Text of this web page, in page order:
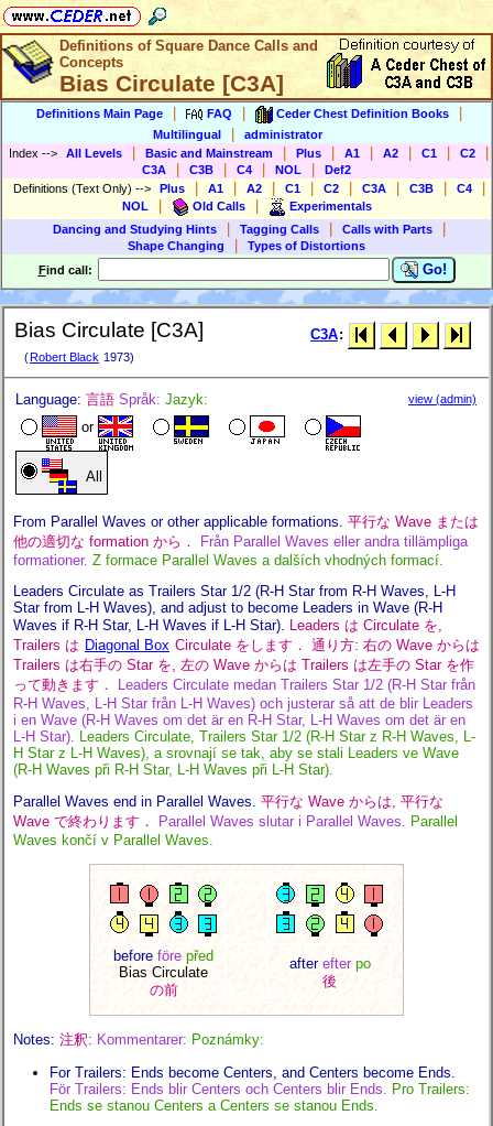
Definitions of Square Dance Calls and
Concepts
Bias Circulate [C3A]
Definitions Main Page FAQ Ceder Chest Definition Books
Multilingual
administrator
Index --> All Levels Basic and Mainstream Plus A1 A2 C1 C2
C3A C3B C4 NOL
Def2
Definitions (Text Only) --> Plus A1 A2 C1 C2 C3A C3B C4
NOL Old Calls
Experimentals
Dancing and Studying Hints
Tagging Calls Calls with Parts
Shape Changing
Types of Distortions
Find call: Go!
Bias Circulate [C3A]
( Robert Black 1973)
C3A:
Language: 言語 Språk: Jazyk:
or
All
view (admin)
From Parallel Waves or other applicable formations. 平行な Wave または
他の適切な formation から．
Från Parallel Waves eller andra tillämpliga
formationer. Z formace Parallel Waves a dalších vhodných formací.
Leaders Circulate as Trailers Star 1/2 (R-H Star from R-H Waves, L-H
Star from L-H Waves), and adjust to become Leaders in Wave (R-H
Waves if R-H Star, L-H Waves if L-H Star).
Leaders は Circulate を,
Trailers は Diagonal Box Circulate をします． 通り方: 右の Wave からは
Trailers は右手の Star を, 左の Wave からは Trailers は左手の Star を作
って動きます．
Leaders Circulate medan Trailers Star 1/2 (R-H Star från
R-H Waves, L-H Star från L-H Waves) och justerar så att de blir Leaders
i en Wave (R-H Waves om det är en R-H Star, L-H Waves om det är en
L-H Star).
Leaders Circulate, Trailers Star 1/2 (R-H Star z R-H Waves, L-
H Star z L-H Waves), a srovnají se tak, aby se stali Leaders ve Wave
(R-H Waves při R-H Star, L-H Waves při L-H Star).
Parallel Waves end in Parallel Waves. 平行な Wave からは, 平行な
Wave で終わります．
Parallel Waves slutar i Parallel Waves. Parallel
Waves končí v Parallel Waves.
before före před
Bias Circulate
の前
after efter po
後
Notes: 注釈: Kommentarer: Poznámky:
For Trailers: Ends become Centers, and Centers become Ends.
För Trailers: Ends blir Centers och Centers blir Ends. Pro Trailers:
Ends se stanou Centers a Centers se stanou Ends.